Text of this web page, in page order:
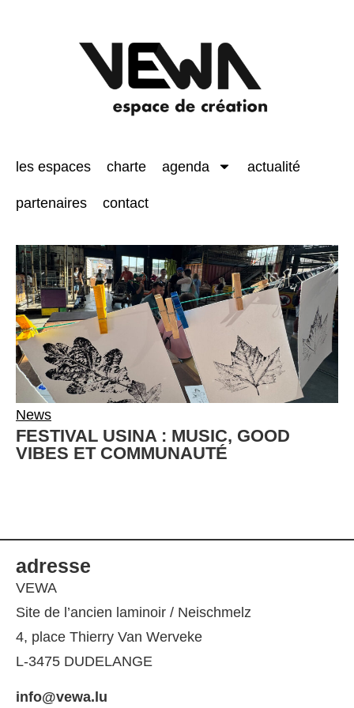
les espaces charte agenda actualité
partenaires contact
News
FESTIVAL USINA : MUSIC, GOOD
VIBES ET COMMUNAUTÉ
adresse
VEWA
Site de l’ancien laminoir / Neischmelz
4, place Thierry Van Werveke
L-3475 DUDELANGE
info@vewa.lu